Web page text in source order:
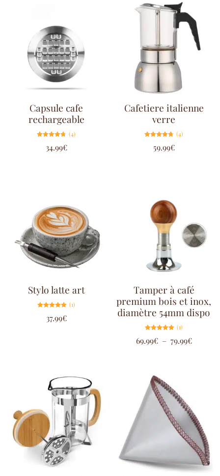
Capsule cafe
rechargeable
4.75
sur 5
(4)
34.99€
Cafetiere italienne
verre
4.75
sur 5
(4)
59.99€
Stylo latte art
5.00
sur 5
(1)
37.99€
Tamper à café
premium bois et inox,
diamètre 54mm dispo
5.00
sur 5
(1)
69.99€ – 79.99€